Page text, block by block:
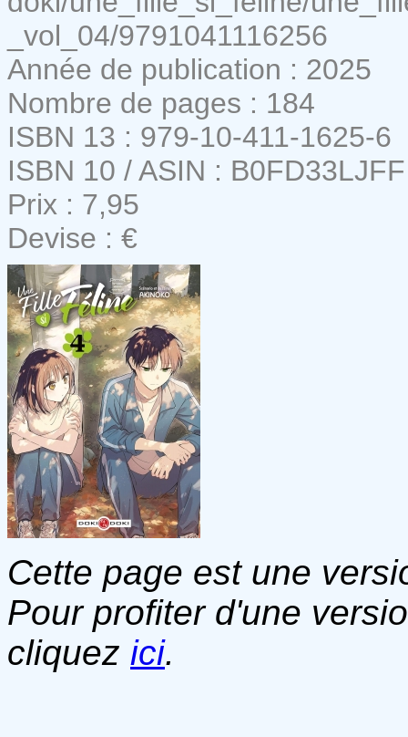
_vol_04/9791041116256
Année de publication : 2025
Nombre de pages : 184
ISBN 13 : 979-10-411-1625-6
ISBN 10 / ASIN : B0FD33LJFF
Prix : 7,95
Devise : €
Cette page est une
Pour profiter d'une
cliquez ici.